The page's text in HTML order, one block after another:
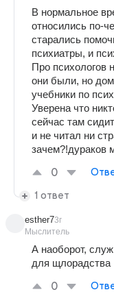
В нормальное
относились по-
старались
психиатры, и
Про психологов
они были, но
учебники по
Уверена что
сейчас там
и не читал ни
зачем?!дураков
0
1 ответ
esther7
Мыслитель
3г
А наоборот,
для щлорадства
0